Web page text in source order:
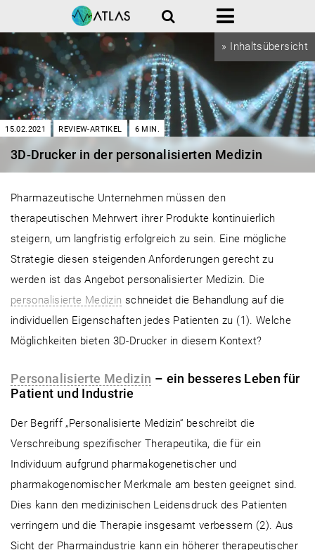
» Inhaltsübersicht
Suche Menü
15.02.2021 REVIEW-ARTIKEL 6 MIN.
3D-Drucker in der personalisierten Medizin
Pharmazeutische Unternehmen müssen den
therapeutischen Mehrwert ihrer Produkte kontinuierlich
steigern, um langfristig erfolgreich zu sein. Eine mögliche
Strategie diesen steigenden Anforderungen gerecht zu
werden ist das Angebot personalisierter Medizin. Die
personalisierte Medizin schneidet die Behandlung auf die
individuellen Eigenschaften jedes Patienten zu (1). Welche
Möglichkeiten bieten 3D-Drucker in diesem Kontext?
Personalisierte Medizin – ein besseres Leben für
Patient und Industrie
Der Begriff „Personalisierte Medizin“ beschreibt die
Verschreibung spezifischer Therapeutika, die für ein
Individuum aufgrund pharmakogenetischer und
pharmakogenomischer Merkmale am besten geeignet sind.
Dies kann den medizinischen Leidensdruck des Patienten
verringern und die Therapie insgesamt verbessern (2). Aus
Sicht der Pharmaindustrie kann ein höherer therapeutischer